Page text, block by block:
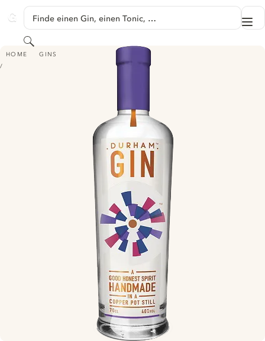
GINVENTORY
Finde einen Gin, einen Tonic, …
Suchen
HOME GINS
DURHAM GIN